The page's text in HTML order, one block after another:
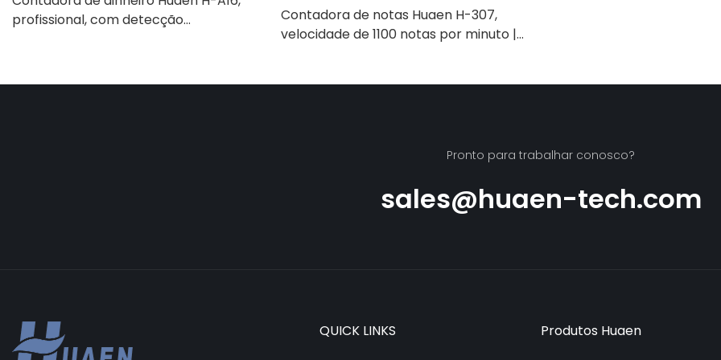
profissional, com detecção
Contadora de notas Huaen H-307,
velocidade de 1100 notas por minuto |
Pronto para trabalhar conosco?
sales@huaen-tech.com
QUICK LINKS Produtos Huaen